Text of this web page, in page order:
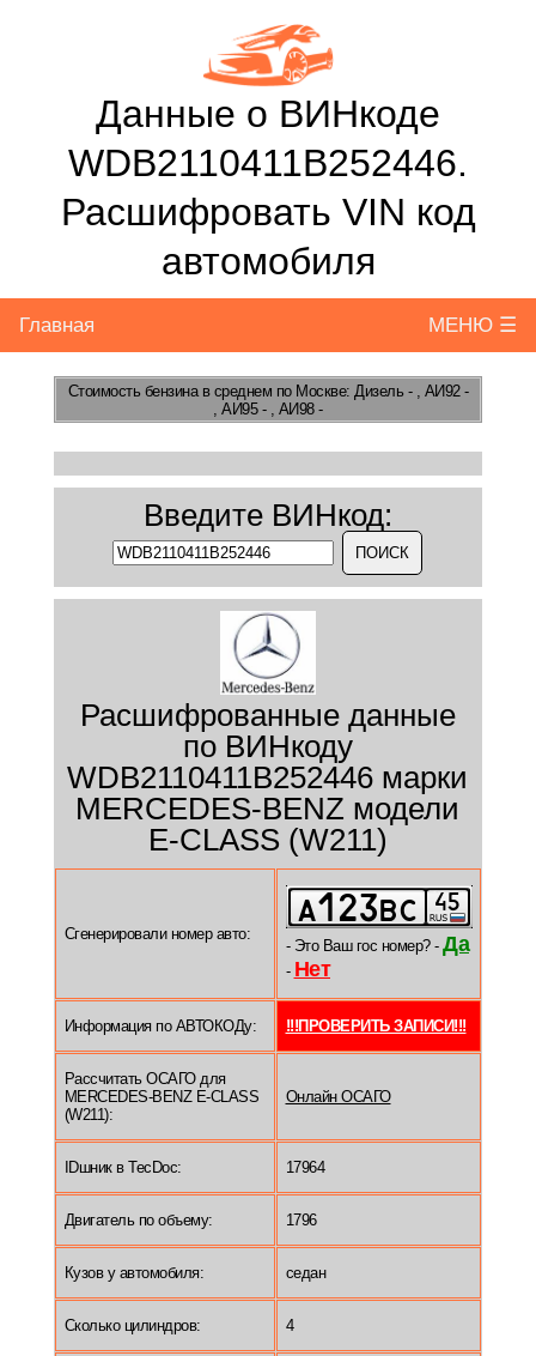
Данные о ВИНкоде
WDB2110411B252446.
Расшифровать VIN код
автомобиля
Главная МЕНЮ ☰
Стоимость бензинав среднем по Москве: Дизель - , АИ92 -
, АИ95 - , АИ98 -
Введите ВИНкод:
Расшифрованные данные
по ВИНкоду
WDB2110411B252446 марки
MERCEDES-BENZ модели
E-CLASS (W211)
Сгенерировали номер авто:
- Это Ваш гос номер? - Да
- Нет
Информация по АВТОКОДу: !!!ПРОВЕРИТЬ ЗАПИСИ!!!
Рассчитать ОСАГО для
MERCEDES-BENZ E-CLASS
(W211):
Онлайн ОСАГО
IDшник в TecDoc: 17964
Двигатель по объему: 1796
Кузов у автомобиля: седан
Сколько цилиндров: 4